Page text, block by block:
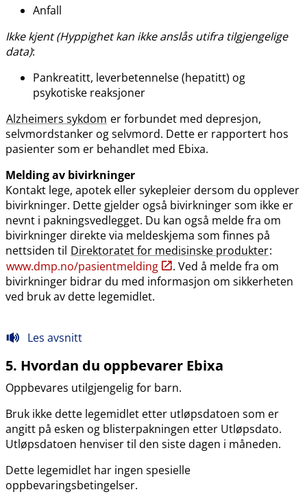
Anfall
Ikke kjent (Hyppighet kan ikke anslås utifra tilgjengelige
data):
Pankreatitt, leverbetennelse (hepatitt) og
psykotiske reaksjoner
Alzheimers sykdom er forbundet med depresjon,
selvmordstanker og selvmord. Dette er rapportert hos
pasienter som er behandlet med Ebixa.
Melding av bivirkninger
Kontakt lege, apotek eller sykepleier dersom du opplever
bivirkninger. Dette gjelder også bivirkninger som ikke er
nevnt i pakningsvedlegget. Du kan også melde fra om
bivirkninger direkte via meldeskjema som finnes på
nettsiden til Direktoratet for medisinske produkter:
www.dmp.no​/​pasientmelding
. Ved å melde fra om
bivirkninger bidrar du med informasjon om sikkerheten
ved bruk av dette legemidlet.
Les avsnitt
5. Hvordan du oppbevarer Ebixa
Oppbevares utilgjengelig for barn.
Bruk ikke dette legemidlet etter utløpsdatoen som er
angitt på esken og blisterpakningen etter Utløpsdato.
Utløpsdatoen henviser til den siste dagen i måneden.
Dette legemidlet har ingen spesielle
oppbevaringsbetingelser.